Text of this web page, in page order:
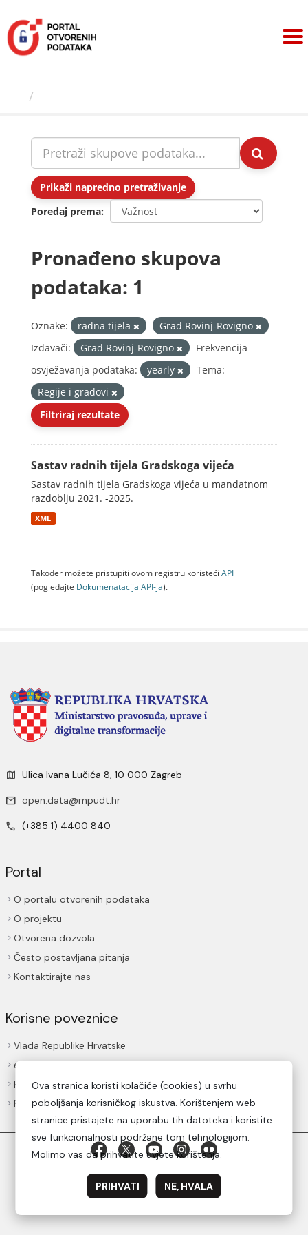
sadržaj
Prikaži napredno pretraživanje
Poredaj prema
Pronađeno skupova
podataka: 1
Oznake: radna tijela
Grad Rovinj-Rovigno
Izdavači:
Grad Rovinj-Rovigno
Frekvencija
osvježavanja podataka:
yearly
Tema:
Regije i gradovi
Filtriraj rezultate
Sastav radnih tijela Gradskoga vijeća
Sastav radnih tijela Gradskoga vijeća u mandatnom
razdoblju 2021. -2025.
XML
Također možete pristupiti ovom registru koristeći API
(pogledajte Dokumenаtаcijа API-jа).